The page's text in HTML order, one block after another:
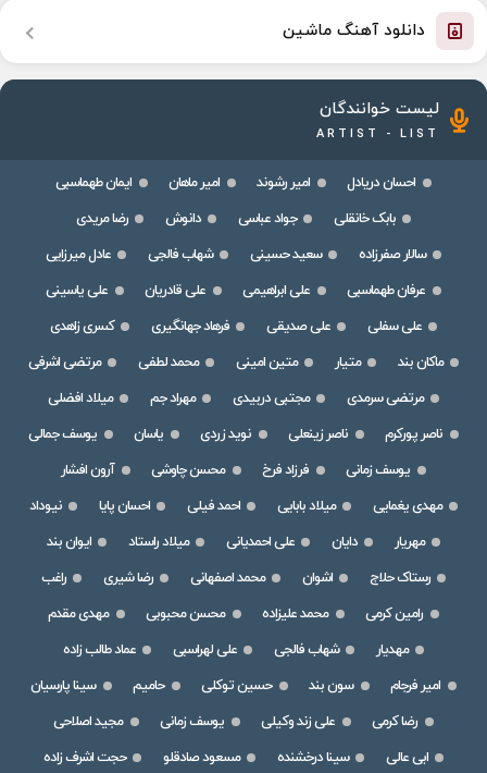
دانلود آهنگ ماشین
لیست خوانندگان
ARTIST - LIST
احسان دریادل امیر رشوند امیر ماهان
ایمان طهماسبی
بابک خانقلی
جواد عباسی دانوش
رضا مریدی
سالار صفرزاده
سعید حسینی شهاب فالجی
عادل میرزایی
عرفان طهماسبی
علی ابراهیمی علی قادریان
علی یاسینی
علی سفلی
علی صدیقی فرهاد جهانگیری
کسری زاهدی
ماکان بند
متیار متین امینی محمد لطفی
مرتضی اشرفی
مرتضی سرمدی
مجتبی دربیدی مهراد جم
میلاد افضلی
ناصر پورکرم
ناصر زینعلی نوید زردی یاسان
یوسف جمالی
یوسف زمانی
فرزاد فرخ محسن چاوشی
آرون افشار
مهدی یغمایی
میلاد بابایی احمد فیلی احسان پایا
نیوداد
مهریار
دایان علی احمدیانی میلاد راستاد
ایوان بند
رستاک حلاج
اشوان محمد اصفهانی رضا شیری
راغب
رامین کرمی
محمد علیزاده محسن محبوبی
مهدی مقدم
مهدیار
شهاب فالجی علی لهراسبی
عماد طالب زاده
امیر فرجام
سون بند حسین توکلی حامیم
سینا پارسیان
رضا کرمی
علی زند وکیلی یوسف زمانی
مجید اصلاحی
ابی عالی
سینا درخشنده مسعود صادقلو
حجت اشرف زاده